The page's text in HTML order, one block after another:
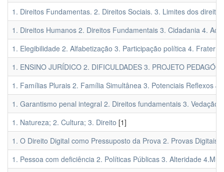
1. Direitos Fundamentas. 2. Direitos Sociais. 3. Limites dos
1. Direitos Humanos 2. Direitos Fundamentais 3. Cidadania 4.
1. Elegibilidade 2. Alfabetização 3. Participação política 4.
1. ENSINO JURÍDICO 2. DIFICULDADES 3. PROJETO
1. Famílias Plurais 2. Família Simultânea 3. Potenciais Reflexos
1. Garantismo penal integral 2. Direitos fundamentais 3.
1. Natureza; 2. Cultura; 3. Direito [1]
1. O Direito Digital como Pressuposto da Prova 2. Provas Digitais
1. Pessoa com deficiência 2. Políticas Públicas 3. Alteridade